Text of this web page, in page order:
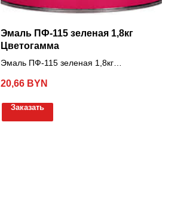
Эмаль ПФ-115 зеленая 1,8кг
Цветогамма
Эмаль ПФ-115 зеленая 1,8кг
20,66 BYN
Заказать